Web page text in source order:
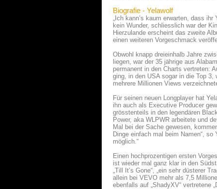
Biografie - Yelawolf
„Ich kann’s kaum erwarten, dass
kein Wunder, schliesslich war der
Hierzulande erscheint das zweite
einen weiteren Vorgeschmack
Obwohl knapp dreieinhalb Jahre
liegen, war der 35 jährige aus
permanent in den Charts vertreten:
ging, in den USA sogar in die Top
mehrere Millionen Views
Für seinen neuen Longplayer hat
ihn auch als Executive Producer
grösstenteils in den legendären
Power, aka WLPWR arbeitete und
Mal bei der Sache gewesen,
Dinge einfach mal beim Namen“,
möglich.“
Einen hochprozentigen ersten
ist wieder mal ganz klar in den
„Till It’s Gone“, „ein sehr düsterer
allein bei VEVO mehr als 7,5
ebenfalls auf „ShadyXV“ vertretene